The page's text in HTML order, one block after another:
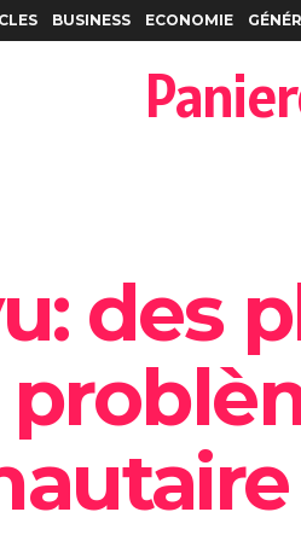
BUSINESS ECONOMIE
des